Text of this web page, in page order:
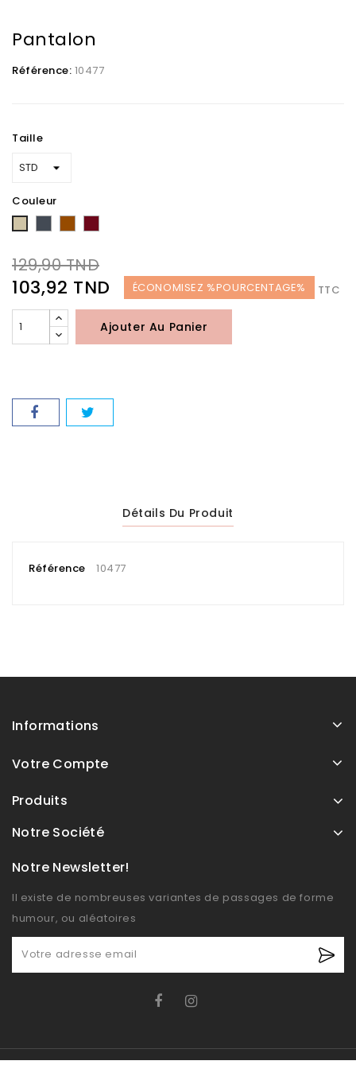
Pantalon
Référence: 10477
Taille
Couleur
Taupe
129,90 TND
103,92 TND ÉCONOMISEZ %POURCENTAGE% TTC
Ajouter Au Panier
Détails Du Produit
Référence 10477
Informations
Votre Compte
Produits
Notre Société
Notre Newsletter!
Il existe de nombreuses variantes de passages de forme
humour, ou aléatoires